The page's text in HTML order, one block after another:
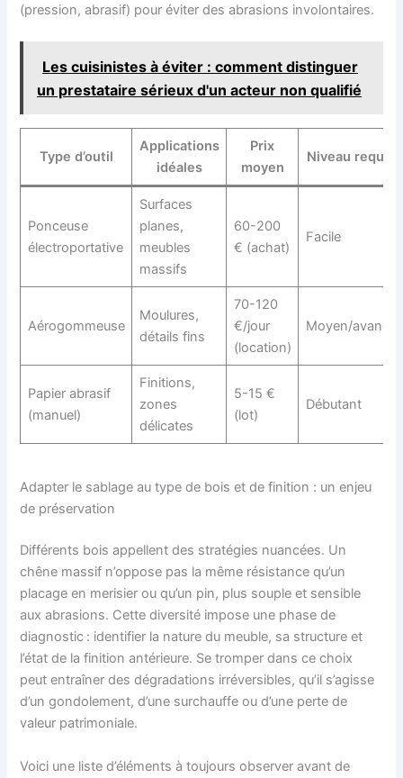
(pression, abrasif) pour éviter des abrasions involontaires.
Les cuisinistes à éviter : comment distinguer
un prestataire sérieux d'un acteur non qualifié
Type d’outil
Applications
idéales
Prix
moyen
Niveau requis
Ponceuse
électroportative
Surfaces
planes,
meubles
massifs
60-200
€ (achat)
Facile
Aérogommeuse
Moulures,
détails fins
70-120
€/jour
(location)
Moyen/avancé
Papier abrasif
(manuel)
Finitions,
zones
délicates
5-15 €
(lot)
Débutant
Adapter le sablage au type de bois et de finition : un enjeu
de préservation
Différents bois appellent des stratégies nuancées. Un
chêne massif n’oppose pas la même résistance qu’un
placage en merisier ou qu’un pin, plus souple et sensible
aux abrasions. Cette diversité impose une phase de
diagnostic : identifier la nature du meuble, sa structure et
l’état de la finition antérieure. Se tromper dans ce choix
peut entraîner des dégradations irréversibles, qu’il s’agisse
d’un gondolement, d’une surchauffe ou d’une perte de
valeur patrimoniale.
Voici une liste d’éléments à toujours observer avant de